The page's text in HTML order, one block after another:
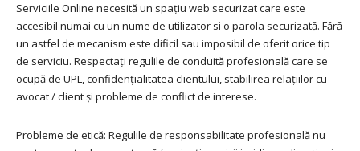
Serviciile Online necesită un spațiu web securizat care este
accesibil numai cu un nume de utilizator si o parola securizată. Fără
un astfel de mecanism este dificil sau imposibil de oferit orice tip
de serviciu. Respectați regulile de conduită profesională care se
ocupă de UPL, confidențialitatea clientului, stabilirea relațiilor cu
avocat / client și probleme de conflict de interese.
Probleme de etică: Regulile de responsabilitate profesională nu